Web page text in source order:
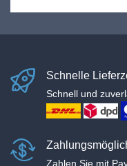
Schnelle
Schnell und
Zahlen Sie mit